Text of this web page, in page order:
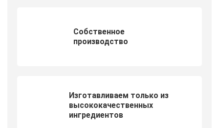
Собственное
производство
Изготавливаем только из
высококачественных
ингредиентов